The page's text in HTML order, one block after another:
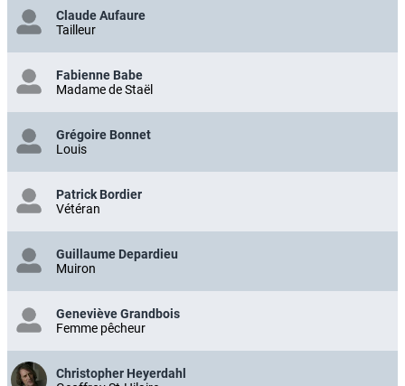
Claude Aufaure
Tailleur
Fabienne Babe
Madame de Staël
Grégoire Bonnet
Louis
Patrick Bordier
Vétéran
Guillaume Depardieu
Muiron
Geneviève Grandbois
Femme pêcheur
Christopher Heyerdahl